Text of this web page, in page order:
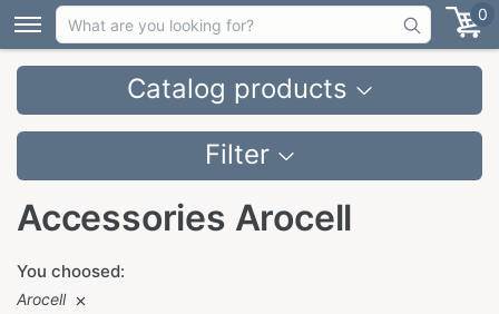
0
Catalog products
Filter
Accessories Arocell
You choosed:
Arocell